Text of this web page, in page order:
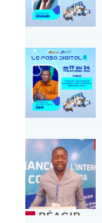
RÉAGIR